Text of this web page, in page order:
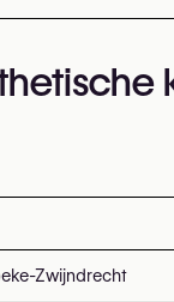
Zwijndrecht